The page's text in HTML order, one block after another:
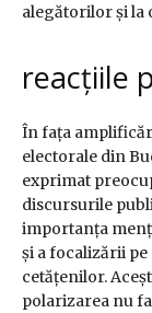
alegătorilor și la
reacțiile
În fața
electorale din
exprimat
discursurile
importanța
și a focalizării
cetățenilor.
polarizarea nu